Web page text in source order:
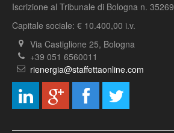
Iscrizione al Tribunale di Bologna n. 35269
Capitale sociale: € 10.400,00 i.v.
Via Castiglione 25, Bologna
+39 051 6560011
rienergia@staffettaonline.com